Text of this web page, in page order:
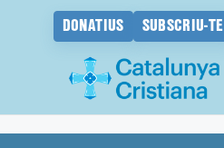
DONATIUS SUBSCRIU-TE